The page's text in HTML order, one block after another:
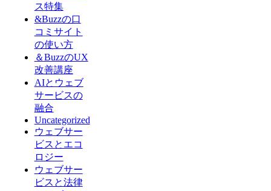
ス特集
&Buzzの口
コミサイト
の使い方
＆BuzzのUX
改善講座
AIとウェブ
サービスの
融合
Uncategorized
ウェブサー
ビスとエコ
ロジー
ウェブサー
ビスと法律